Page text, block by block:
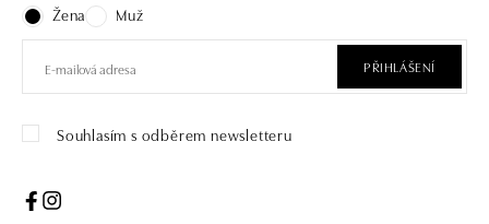
Žena
Muž
PŘIHLÁŠENÍ
Souhlasím s odběrem newsletteru